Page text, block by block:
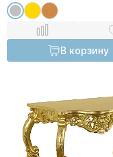
В корзину